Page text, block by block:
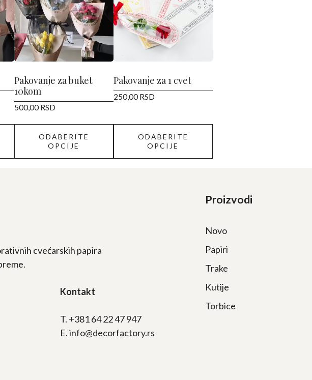
Pakovanje za buket
10kom
500,00 RSD
ODABERITE
OPCIJE
više
varijanti.
Opcije
mogu
biti
izabrane
na
stranici
Pakovanje za 1 cvet
250,00 RSD
ODABERITE
OPCIJE
više
varijanti.
Opcije
biti
izabrane
na
stranici
Proizvodi
Novo
Papiri
Trake
Kutije
Torbice
cvećarskih papira
Kontakt
T. +381 64 22 47 947
E. info@decorfactory.rs